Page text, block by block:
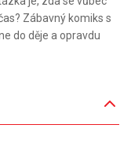
Zábavný komiks s
do děje a opravdu